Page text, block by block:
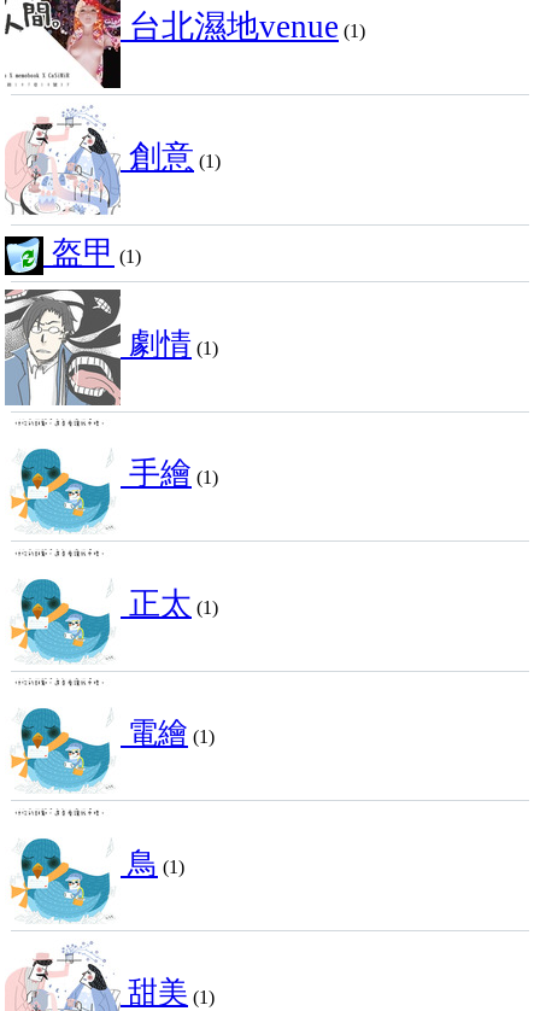
台北濕地venue (1)
創意 (1)
盔甲 (1)
劇情 (1)
手繪 (1)
正太 (1)
電繪 (1)
鳥 (1)
甜美 (1)